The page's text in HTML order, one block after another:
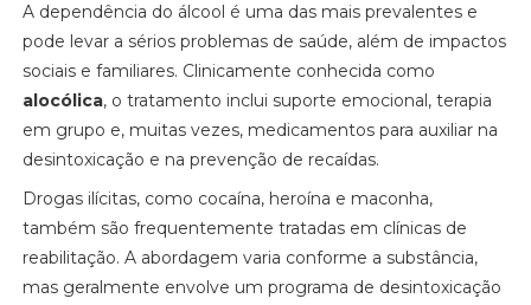
A dependência do álcool é uma das mais prevalentes e
pode levar a sérios problemas de saúde, além de impactos
sociais e familiares. Clinicamente conhecida como
alocólica, o tratamento inclui suporte emocional, terapia
em grupo e, muitas vezes, medicamentos para auxiliar na
desintoxicação e na prevenção de recaídas.
Drogas ilícitas, como cocaína, heroína e maconha,
também são frequentemente tratadas em clínicas de
reabilitação. A abordagem varia conforme a substância,
mas geralmente envolve um programa de desintoxicação